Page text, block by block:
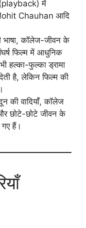
(playback) में
Chauhan आदि
कॉलेज-जीवन के
फिल्म में आधुनिक
हल्का-फुल्का ड्रामा
है, लेकिन फिल्म की
की वादियाँ, कॉलेज
छोटे-छोटे जीवन के
हैं।